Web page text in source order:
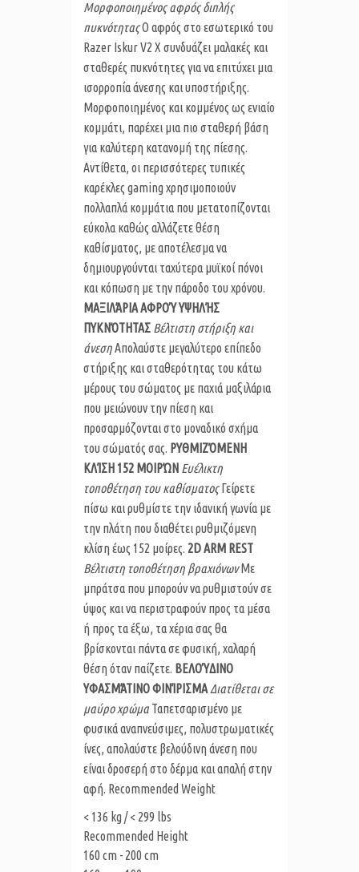
Μορφοποιημένος αφρός διπλής
πυκνότηταςΟ αφρός στο εσωτερικό του
Razer Iskur V2 X συνδυάζει μαλακές και
σταθερές πυκνότητες για να επιτύχει μια
ισορροπία άνεσης και υποστήριξης.
Μορφοποιημένος και κομμένος ως ενιαίο
κομμάτι, παρέχει μια πιο σταθερή βάση
για καλύτερη κατανομή της πίεσης.
Αντίθετα, οι περισσότερες τυπικές
καρέκλες gaming χρησιμοποιούν
πολλαπλά κομμάτια που μετατοπίζονται
εύκολα καθώς αλλάζετε θέση
καθίσματος, με αποτέλεσμα να
δημιουργούνται ταχύτερα μυϊκοί πόνοι
και κόπωση με την πάροδο του χρόνου.
ΜΑΞΙΛΆΡΙΑ ΑΦΡΟΎ ΥΨΗΛΉΣ
ΠΥΚΝΌΤΗΤΑΣ Βέλτιστη στήριξη και
άνεσηΑπολαύστε μεγαλύτερο επίπεδο
στήριξης και σταθερότητας του κάτω
μέρους του σώματος με παχιά μαξιλάρια
που μειώνουν την πίεση και
προσαρμόζονται στο μοναδικό σχήμα
του σώματός σας. ΡΥΘΜΙΖΌΜΕΝΗ
ΚΛΊΣΗ 152 ΜΟΙΡΏΝ Ευέλικτη
τοποθέτηση του καθίσματοςΓείρετε
πίσω και ρυθμίστε την ιδανική γωνία με
την πλάτη που διαθέτει ρυθμιζόμενη
κλίση έως 152 μοίρες. 2D ARM REST
Βέλτιστη τοποθέτηση βραχιόνωνΜε
μπράτσα που μπορούν να ρυθμιστούν σε
ύψος και να περιστραφούν προς τα μέσα
ή προς τα έξω, τα χέρια σας θα
βρίσκονται πάντα σε φυσική, χαλαρή
θέση όταν παίζετε. ΒΕΛΟΎΔΙΝΟ
ΥΦΑΣΜΆΤΙΝΟ ΦΙΝΊΡΙΣΜΑ Διατίθεται σε
μαύρο χρώμα Ταπετσαρισμένο με
φυσικά αναπνεύσιμες, πολυστρωματικές
ίνες, απολαύστε βελούδινη άνεση που
είναι δροσερή στο δέρμα και απαλή στην
αφή. Recommended Weight
< 136 kg / < 299 lbs
Recommended Height
160 cm - 200 cm